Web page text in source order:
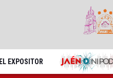
EL EXPOSITOR